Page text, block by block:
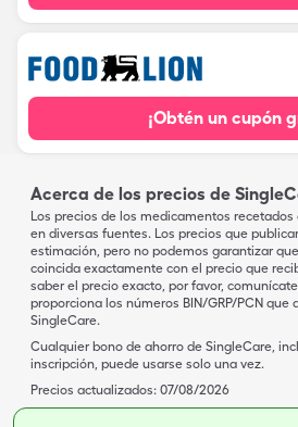
¡Obtén un cupón
Acerca de los precios de
Los precios de los medicamentos
en diversas fuentes. Los precios que
estimación, pero no podemos garantizar
coincida exactamente con el precio que
saber el precio exacto, por favor,
proporciona los números BIN/GRP/PCN
SingleCare.
Cualquier bono de ahorro de SingleCare,
inscripción, puede usarse solo una vez.
Precios actualizados: 07/08/2026